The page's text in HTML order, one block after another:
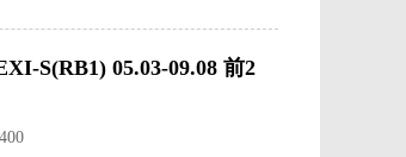
S(RB1) 05.03-09.08 前2